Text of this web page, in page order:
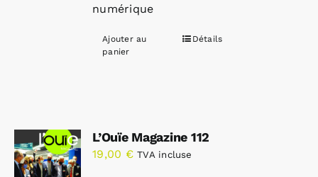
numérique
Ajouter au
panier
Détails
L’Ouïe Magazine 112
19,00 € TVA incluse